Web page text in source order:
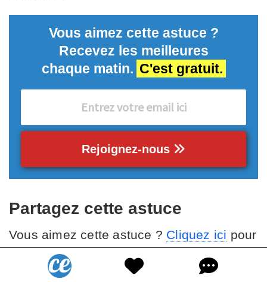
Vous aimez cette astuce ?
Recevez les meilleures
chaque matin. C'est gratuit.
Rejoignez-nous
Partagez cette astuce
Vous aimez cette astuce ? Cliquez ici pour
l'enregistrer sur Pinterest ou
cliquez ici
pour la partager avec vos amis sur